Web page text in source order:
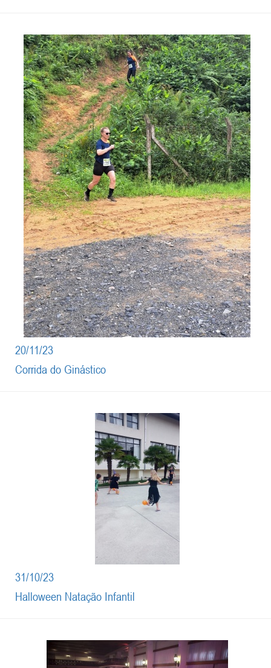
20/11/23
Corrida do Ginástico
31/10/23
Halloween Natação Infantil